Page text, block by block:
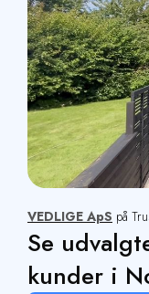
Erhverv
Om os
Kontakt
VEDLIGE ApS på
Se
kunder i